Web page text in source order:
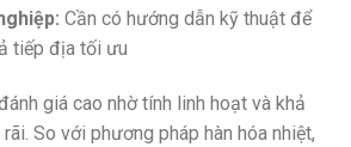
Cần có hướng dẫn kỹ thuật để
tiếp địa tối ưu
giá cao nhờ tính linh hoạt và khả
So với phương pháp hàn hóa nhiệt,